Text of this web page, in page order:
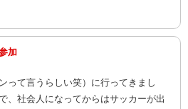
加
って言うらしい笑）に行ってきまし
、社会人になってからはサッカーが出